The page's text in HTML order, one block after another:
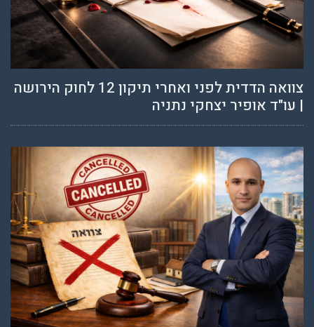
צוואה הדדית לפני ואחרי תיקון 12 לחוק הירושה
| עו"ד אופיר יצחקי נתניה